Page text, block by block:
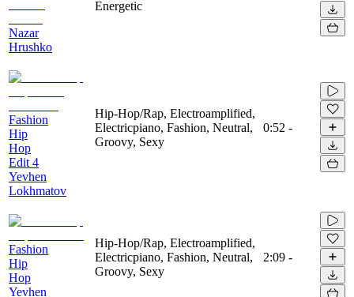
Nazar
Hrushko
Energetic
Fashion
Hip
Hop
Edit 4
Yevhen
Lokhmatov
Hip-Hop/Rap, Electroamplified,
Electricpiano, Fashion, Neutral,
Groovy, Sexy
0:52 -
Fashion
Hip
Hop
Yevhen
Hip-Hop/Rap, Electroamplified,
Electricpiano, Fashion, Neutral,
Groovy, Sexy
2:09 -